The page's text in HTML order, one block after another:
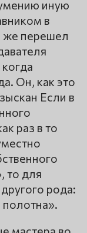
иную
в
же перешел
Он, как это
Если в
раз в то
то для
рода: